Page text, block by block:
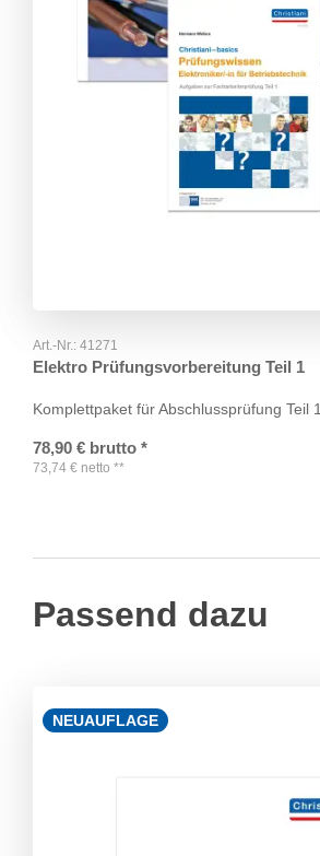
Art.-Nr.: 41271
Elektro Prüfungsvorbereitung Teil 1
Komplettpaket für Abschlussprüfung Teil 1
78,90 € brutto *
73,74 € netto **
Passend dazu
NEUAUFLAGE